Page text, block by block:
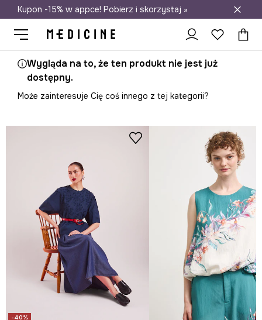
Darmowa dostawa do salonów
Kupon -15% w appce! Pobierz i skorzystaj »
Wygląda na to, że ten produkt nie jest już
dostępny.
Może zainteresuje Cię coś innego z tej kategorii?
-40%